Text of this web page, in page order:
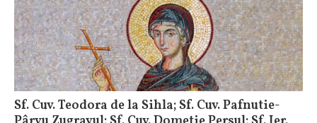
Sf. Cuv. Teodora de la Sihla; Sf. Cuv. Pafnutie-